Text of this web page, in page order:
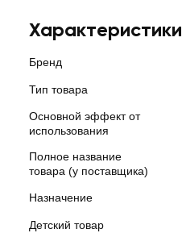
Характеристики
Бренд
Тип товара
Основной эффект от
использования
Полное название
товара (у поставщика)
Назначение
Детский товар